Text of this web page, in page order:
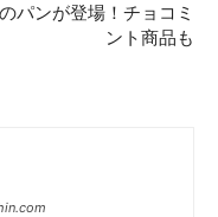
パンが登場！チョコミ
ント商品も